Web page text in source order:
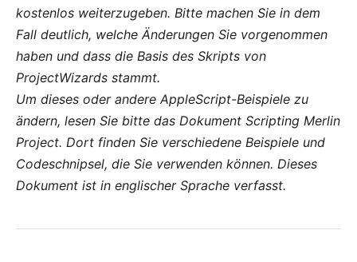
kostenlos weiterzugeben. Bitte machen Sie in dem
Fall deutlich, welche Änderungen Sie vorgenommen
haben und dass die Basis des Skripts von
ProjectWizards stammt.
Um dieses oder andere AppleScript-Beispiele zu
ändern, lesen Sie bitte das Dokument Scripting Merlin
Project. Dort finden Sie verschiedene Beispiele und
Codeschnipsel, die Sie verwenden können. Dieses
Dokument ist in englischer Sprache verfasst.